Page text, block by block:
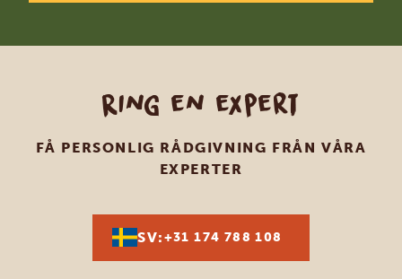
Ring en expert
FÅ PERSONLIG RÅDGIVNING FRÅN VÅRA
EXPERTER
SV:+31 174 788 108